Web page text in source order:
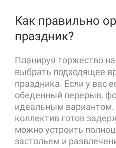
Как правильно
праздник?
Планируя торжество
выбрать подходящее
праздника. Если у вас
обеденный перерыв,
идеальным вариантом.
коллектив готов
можно устроить
застольем и